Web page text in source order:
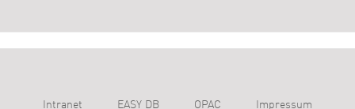
Intranet EASY DB OPAC Impressum